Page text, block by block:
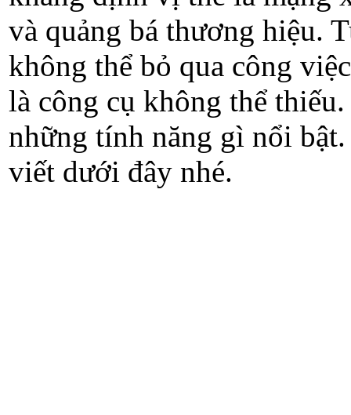
và quảng bá thương hiệu.
không thể bỏ qua công
là công cụ không thể
những tính năng gì nổi
viết dưới đây nhé.